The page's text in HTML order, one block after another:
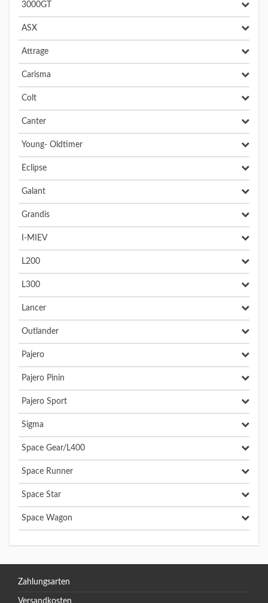
3000GT
ASX
Attrage
Carisma
Colt
Canter
Young- Oldtimer
Eclipse
Galant
Grandis
I-MIEV
L200
L300
Lancer
Outlander
Pajero
Pajero Pinin
Pajero Sport
Sigma
Space Gear/L400
Space Runner
Space Star
Space Wagon
Zahlungsarten
Versandkosten